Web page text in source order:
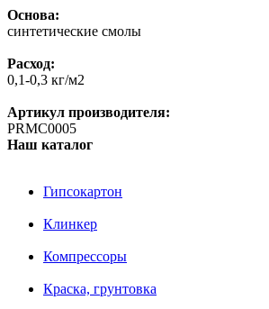
Основа:
синтетические смолы
Расход:
0,1-0,3 кг/м2
Артикул производителя:
PRMC0005
Наш каталог
Гипсокартон
Клинкер
Компрессоры
Краска, грунтовка